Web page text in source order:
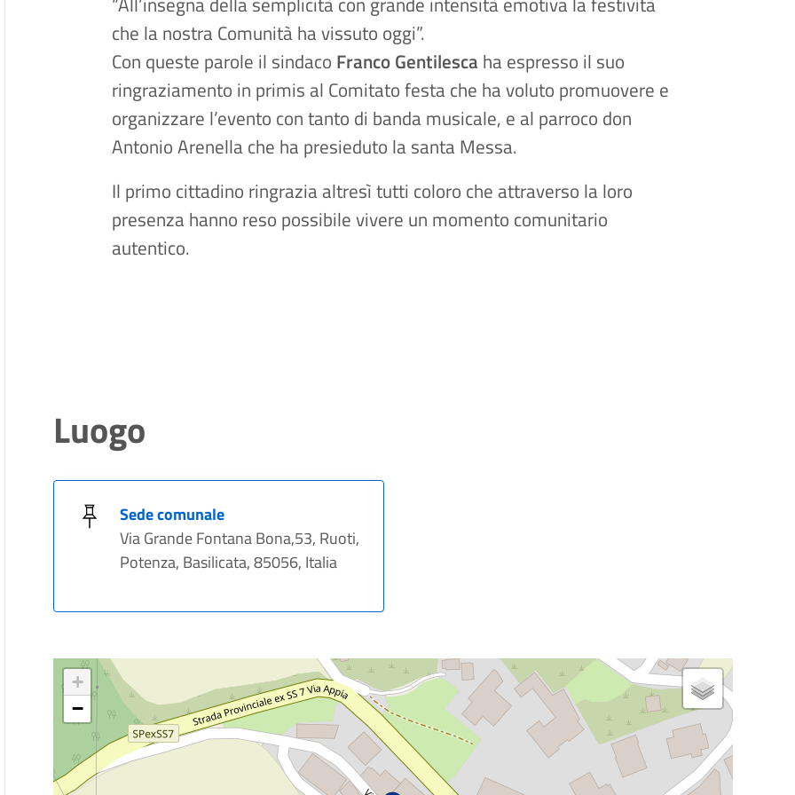
che la nostra Comunità ha vissuto oggi”.
Con queste parole il sindaco Franco Gentilesca ha espresso il suo
ringraziamento in primis al Comitato festa che ha voluto promuovere e
organizzare l’evento con tanto di banda musicale, e al parroco don
Antonio Arenella che ha presieduto la santa Messa.
Il primo cittadino ringrazia altresì tutti coloro che attraverso la loro
presenza hanno reso possibile vivere un momento comunitario
autentico.
Luogo
Sede comunale
Via Grande Fontana Bona,53, Ruoti,
Potenza, Basilicata, 85056, Italia
+
−